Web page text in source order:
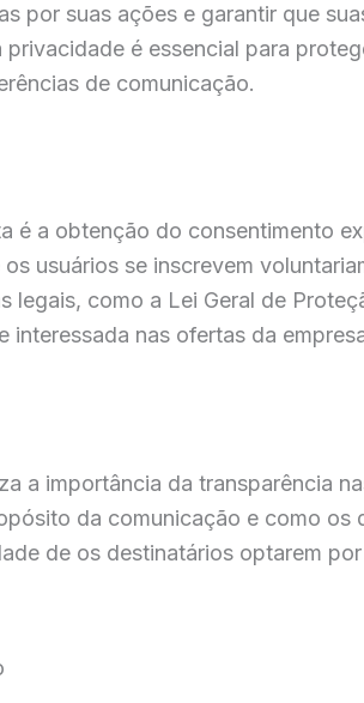
por suas ações e garantir que
é essencial para
de comunicação.
é a obtenção do consentimento
usuários se inscrevem
legais, como a Lei Geral de
interessada nas ofertas da
a importância da transparência
da comunicação e como
de os destinatários optarem